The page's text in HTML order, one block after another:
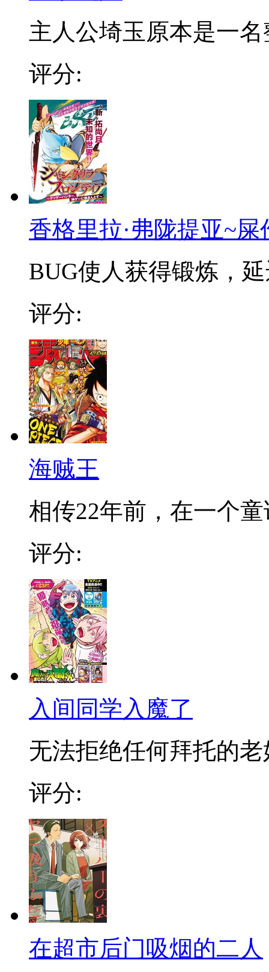
主人公埼玉原本是一名
评分:
香格里拉·弗陇提亚~
BUG使人获得锻炼，
评分:
海贼王
相传22年前，在一个
评分:
入间同学入魔了
无法拒绝任何拜托的老
评分:
在超市后门吸烟的二人